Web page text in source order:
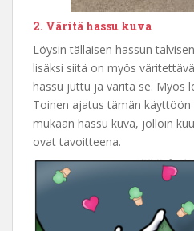
2. Väritä hassu kuva
Löysin tällaisen hassun
lisäksi siitä on myös
hassu juttu ja väritä se. Myös
Toinen ajatus tämän
mukaan hassu kuva, jolloin
ovat tavoitteena.